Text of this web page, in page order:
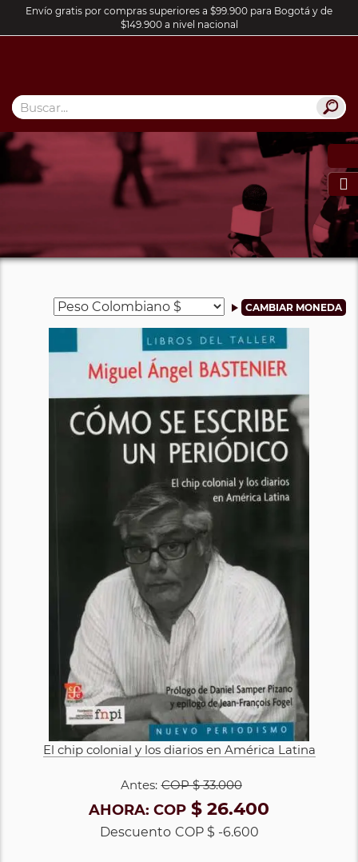
Envío gratis por compras superiores a $99.900 para Bogotá y de
$149.900 a nivel nacional

El chip colonial y los diarios en América Latina
Antes: COP$ 33.000
AHORA: COP $ 26.400
Descuento COP $ -6.600